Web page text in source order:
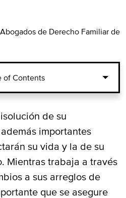
Abogados de Derecho Familiar de
of Contents
de su
importantes
su vida y la de su
Mientras trabaja a través
a sus arreglos de
que se asegure